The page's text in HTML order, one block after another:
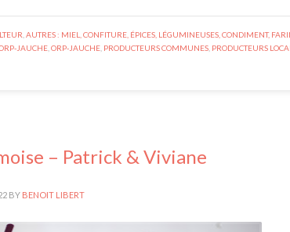
AUTRES : MIEL, CONFITURE, ÉPICES, LÉGUMINEUSES, CONDIMENT,
JAUCHE ORP-JAUCHE PRODUCTEURS COMMUNES PRODUCTEURS
– Patrick & Viviane
BY BENOIT LIBERT